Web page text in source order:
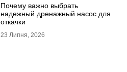
Почему важно выбрать
надежный дренажный насос для
откачки
23 Липня, 2026